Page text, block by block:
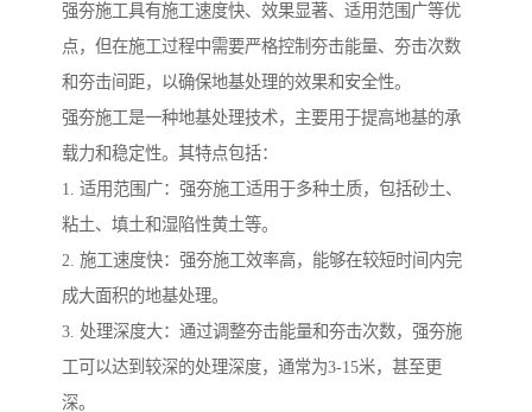
强夯施工具有施工速度快、效果显著、适用范围广等优
点，但在施工过程中需要严格控制夯击能量、夯击次数
和夯击间距，以确保地基处理的效果和安全性。
强夯施工是一种地基处理技术，主要用于提高地基的承
载力和稳定性。其特点包括：
1. 适用范围广：强夯施工适用于多种土质，包括砂土、
粘土、填土和湿陷性黄土等。
2. 施工速度快：强夯施工效率高，能够在较短时间内完
成大面积的地基处理。
3. 处理深度大：通过调整夯击能量和夯击次数，强夯施
工可以达到较深的处理深度，通常为3-15米，甚至更
深。